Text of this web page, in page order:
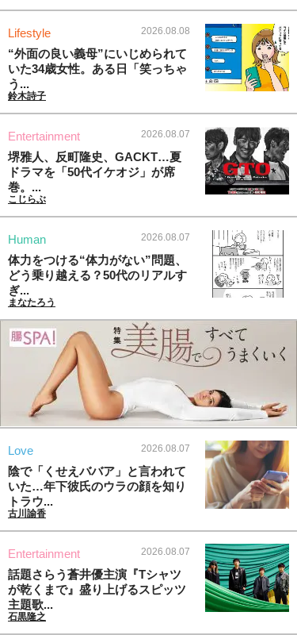
Lifestyle 2026.08.08
“外面の良い義母”にいじめられて
いた34歳女性。ある日「笑っちゃ
う...
鈴木詩子
Entertainment 2026.08.07
堺雅人、反町隆史、GACKT…夏
ドラマを「50代イケオジ」が席
巻。...
こじらぶ
Human 2026.08.07
体力をつける“体力がない”問題、
どう乗り越える？50代のリアルす
ぎ...
まなたろう
Love 2026.08.07
陰で「くせえババア」と言われて
いた…年下彼氏のウラの顔を知り
トラウ...
古川諭香
Entertainment 2026.08.07
話題さらう蒼井優主演『Tシャツ
が乾くまで』盛り上げるスピッツ
主題歌...
石黒隆之